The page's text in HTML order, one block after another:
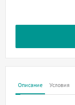
Описание Условия